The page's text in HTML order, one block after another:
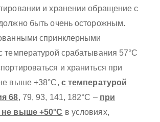
и хранении обращение с
быть очень осторожным.
спринклерными
температурой срабатывания 57°С
и храниться при
выше +38°С, с температурой
68, 79, 93, 141, 182°С – при
не выше +50°С в условиях,